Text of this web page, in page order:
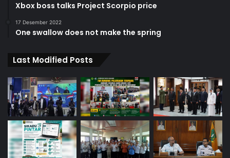
Xbox boss talks Project Scorpio price
17 Desember 2022
One swallow does not make the spring
Last Modified Posts